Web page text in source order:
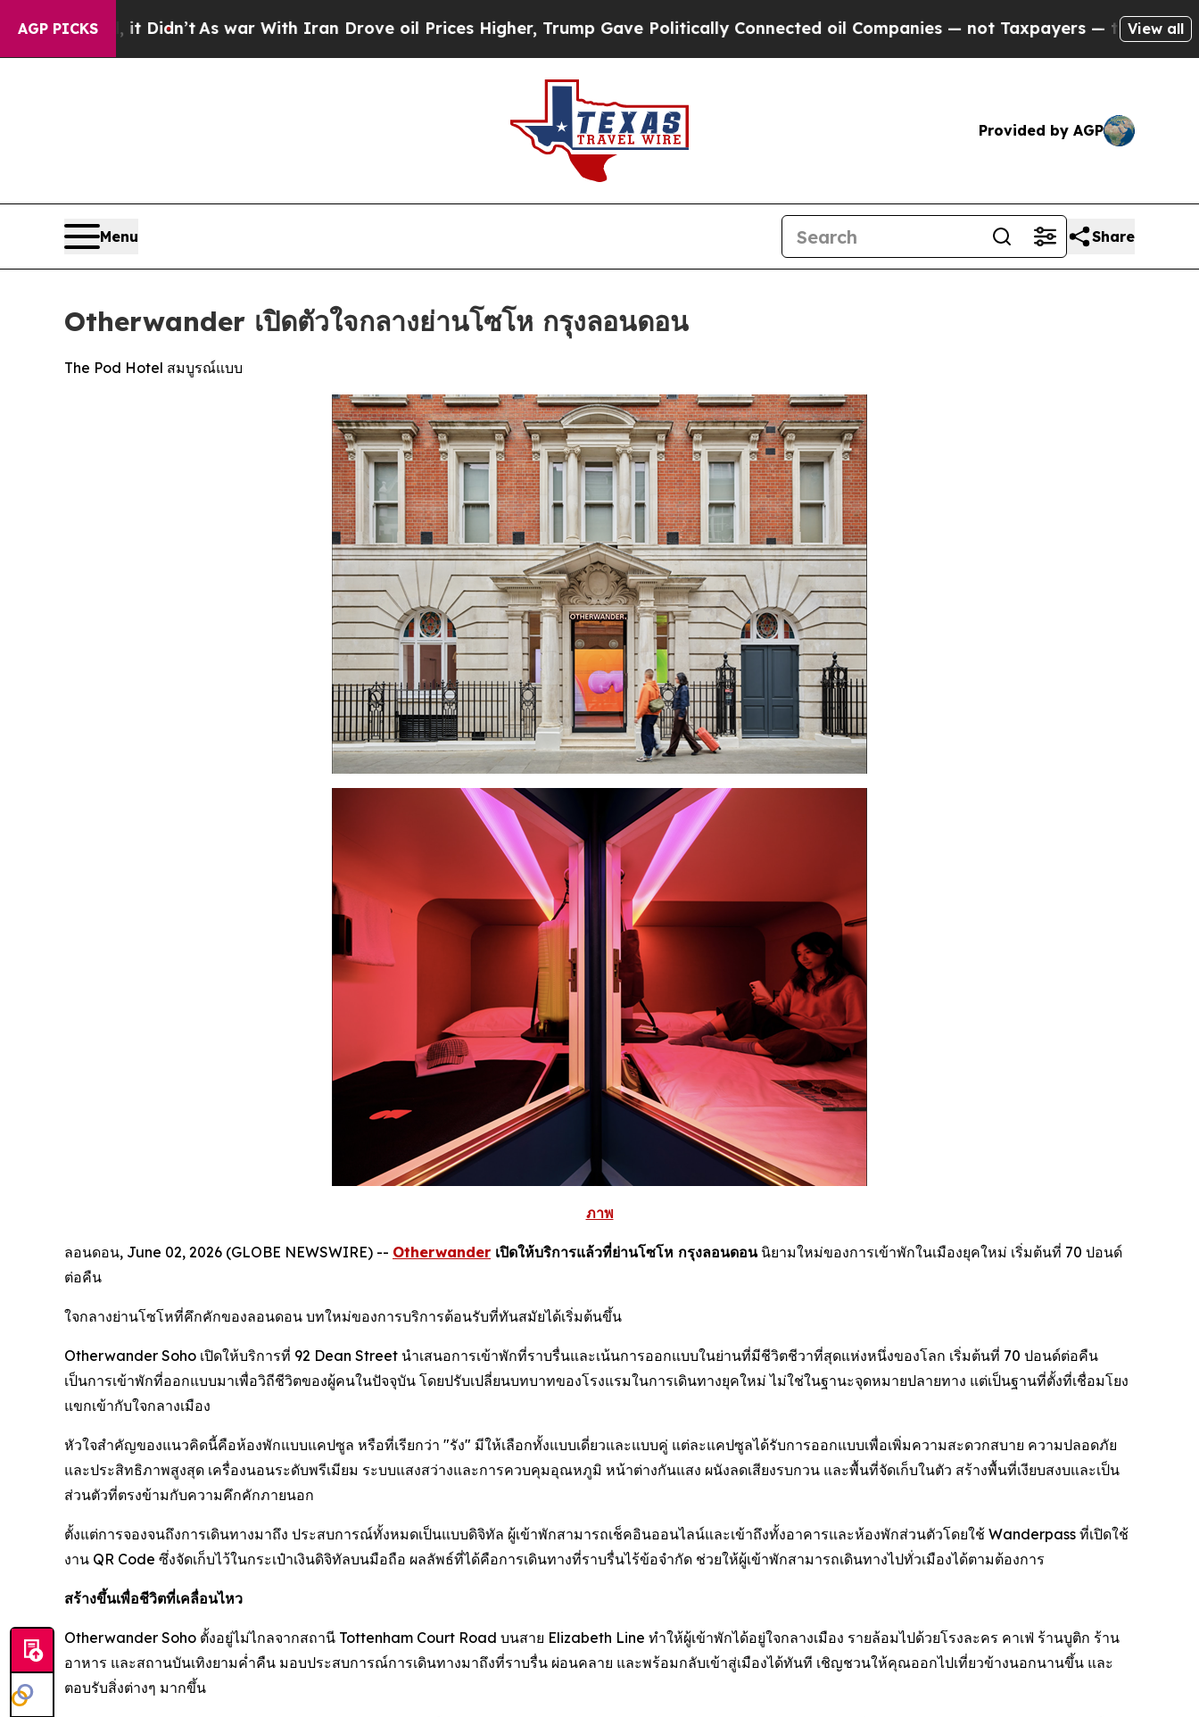
AGP PICKS
As war With Iran Drove oil Prices Higher, Trump Gave Politically Connected oil Companies — not Taxpayers — the Chance to Cash in on
View all
Provided by AGP
Menu Share
Otherwander เปิดตัวใจกลางย่านโซโห กรุงลอนดอน
The Pod Hotel สมบูรณ์แบบ
ภาพ
ลอนดอน, June 02, 2026 (GLOBE NEWSWIRE) -- Otherwander เปิดให้บริการแล้วที่ย่านโซโห กรุงลอนดอนนิยามใหม่ของการเข้าพักในเมืองยุคใหม่ เริ่มต้นที่ 70 ปอนด์
ต่อคืน
ใจกลางย่านโซโหที่คึกคักของลอนดอน บทใหม่ของการบริการต้อนรับที่ทันสมัยได้เริ่มต้นขึ้น
Otherwander Soho เปิดให้บริการที่ 92 Dean Street นำเสนอการเข้าพักที่ราบรื่นและเน้นการออกแบบในย่านที่มีชีวิตชีวาที่สุดแห่งหนึ่งของโลก เริ่มต้นที่ 70 ปอนด์ต่อคืน
เป็นการเข้าพักที่ออกแบบมาเพื่อวิถีชีวิตของผู้คนในปัจจุบัน โดยปรับเปลี่ยนบทบาทของโรงแรมในการเดินทางยุคใหม่ ไม่ใช่ในฐานะจุดหมายปลายทาง แต่เป็นฐานที่ตั้งที่เชื่อมโยง
แขกเข้ากับใจกลางเมือง
หัวใจสำคัญของแนวคิดนี้คือห้องพักแบบแคปซูล หรือที่เรียกว่า "รัง" มีให้เลือกทั้งแบบเดี่ยวและแบบคู่ แต่ละแคปซูลได้รับการออกแบบเพื่อเพิ่มความสะดวกสบาย ความปลอดภัย
และประสิทธิภาพสูงสุด เครื่องนอนระดับพรีเมียม ระบบแสงสว่างและการควบคุมอุณหภูมิ หน้าต่างกันแสง ผนังลดเสียงรบกวน และพื้นที่จัดเก็บในตัว สร้างพื้นที่เงียบสงบและเป็น
ส่วนตัวที่ตรงข้ามกับความคึกคักภายนอก
ตั้งแต่การจองจนถึงการเดินทางมาถึง ประสบการณ์ทั้งหมดเป็นแบบดิจิทัล ผู้เข้าพักสามารถเช็คอินออนไลน์และเข้าถึงทั้งอาคารและห้องพักส่วนตัวโดยใช้ Wanderpass ที่เปิดใช้
งาน QR Code ซึ่งจัดเก็บไว้ในกระเป๋าเงินดิจิทัลบนมือถือ ผลลัพธ์ที่ได้คือการเดินทางที่ราบรื่นไร้ข้อจำกัด ช่วยให้ผู้เข้าพักสามารถเดินทางไปทั่วเมืองได้ตามต้องการ
สร้างขึ้นเพื่อชีวิตที่เคลื่อนไหว
Otherwander Soho ตั้งอยู่ไม่ไกลจากสถานี Tottenham Court Road บนสาย Elizabeth Line ทำให้ผู้เข้าพักได้อยู่ใจกลางเมือง รายล้อมไปด้วยโรงละคร คาเฟ่ ร้านบูติก ร้าน
อาหาร และสถานบันเทิงยามค่ำคืน มอบประสบการณ์การเดินทางมาถึงที่ราบรื่น ผ่อนคลาย และพร้อมกลับเข้าสู่เมืองได้ทันที เชิญชวนให้คุณออกไปเที่ยวข้างนอกนานขึ้น และ
ตอบรับสิ่งต่างๆ มากขึ้น